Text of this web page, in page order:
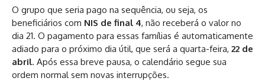
O grupo que seria pago na sequência, ou seja, os
beneficiários com NIS de final 4, não receberá o valor no
dia 21. O pagamento para essas famílias é automaticamente
adiado para o próximo dia útil, que será a quarta-feira, 22 de
abril. Após essa breve pausa, o calendário segue sua
ordem normal sem novas interrupções.